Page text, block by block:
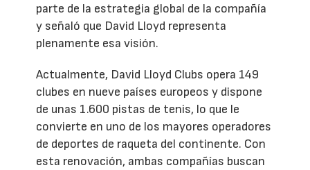
parte de la estrategia global de la compañía
y señaló que David Lloyd representa
plenamente esa visión.
Actualmente, David Lloyd Clubs opera 149
clubes en nueve países europeos y dispone
de unas 1.600 pistas de tenis, lo que le
convierte en uno de los mayores operadores
de deportes de raqueta del continente. Con
esta renovación, ambas compañías buscan